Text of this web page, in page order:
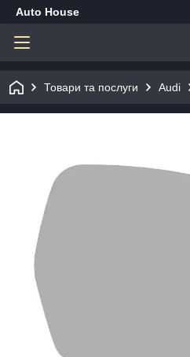
Auto House
Товари та послуги Audi